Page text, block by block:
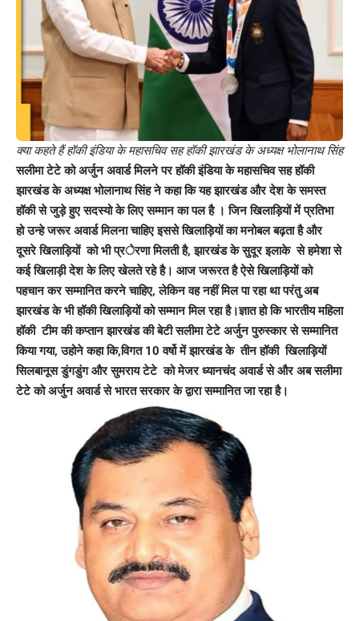
क्या कहते हैं हॉकी इंडिया के महासचिव सह हॉकी झारखंड के अध्यक्ष भोलानाथ सिंह
सलीमा टेटे को अर्जुन अवार्ड मिलने पर हॉकी इंडिया के महासचिव सह हॉकी
झारखंड के अध्यक्ष भोलानाथ सिंह ने कहा कि यह झारखंड और देश के समस्त
हॉकी से जुड़े हुए सदस्यो के लिए सम्मान का पल है । जिन खिलाड़ियों में प्रतिभा
हो उन्हे जरूर अवार्ड मिलना चाहिए इससे खिलाड़ियों का मनोबल बढ़ता है और
दूसरे खिलाड़ियों को भी प्रेरणा मिलती है, झारखंड के सुदूर इलाके से हमेशा से
कई खिलाड़ी देश के लिए खेलते रहे है। आज जरूरत है ऐसे खिलाड़ियों को
पहचान कर सम्मानित करने चाहिए, लेकिन वह नहीं मिल पा रहा था परंतु अब
झारखंड के भी हॉकी खिलाड़ियों को सम्मान मिल रहा है।ज्ञात हो कि भारतीय महिला
हॉकी टीम की कप्तान झारखंड की बेटी सलीमा टेटे अर्जुन पुरुस्कार से सम्मानित
किया गया, उहोने कहा कि,विगत 10 वर्षो में झारखंड के तीन हॉकी खिलाड़ियों
सिलबानूस डुंगडुंग और सुमराय टेटे को मेजर ध्यानचंद अवार्ड से और अब सलीमा
टेटे को अर्जुन अवार्ड से भारत सरकार के द्वारा सम्मानित जा रहा है।